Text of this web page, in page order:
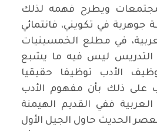
ويطرح فهمه لذلك
جوهرية في تكويني، فانتمائي
في مطلع الخمسينيات
ليس فيه ما يشبع
الأدب توظيفا حقيقيا
على ذلك بأن مفهوم الأدب
ففي القديم الهيمنة
الحديث حاول الجيل الأول